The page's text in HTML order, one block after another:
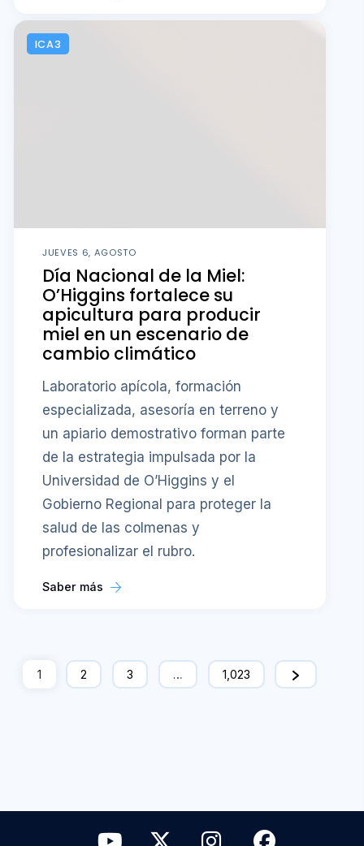
ICA3
JUEVES 6, AGOSTO
Día Nacional de la Miel:
O’Higgins fortalece su
apicultura para producir
miel en un escenario de
cambio climático
Laboratorio apícola, formación
especializada, asesoría en terreno y
un apiario demostrativo forman parte
de la estrategia impulsada por la
Universidad de O’Higgins y el
Gobierno Regional para proteger la
salud de las colmenas y
profesionalizar el rubro.
Saber más
1 2 3 … 1,023